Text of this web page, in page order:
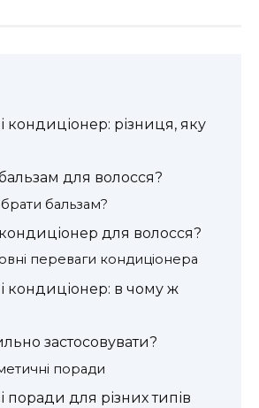
кондиціонер: різниця, яку
для волосся?
бальзам?
для волосся?
переваги кондиціонера
кондиціонер: в чому ж
застосовувати?
поради
поради для різних типів